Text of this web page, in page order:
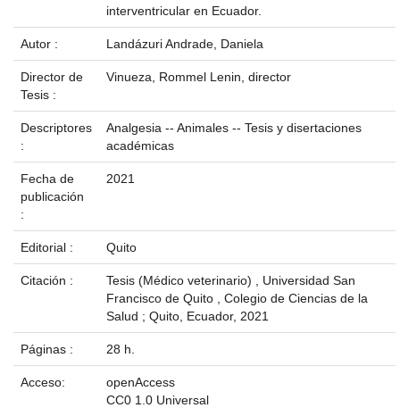
interventricular en Ecuador.
Autor : Landázuri Andrade, Daniela
Director de
Tesis :
Vinueza, Rommel Lenin, director
Descriptores
:
Analgesia -- Animales -- Tesis y disertaciones
académicas
Fecha de
publicación
:
2021
Editorial : Quito
Citación :
Tesis (Médico veterinario) , Universidad San
Francisco de Quito , Colegio de Ciencias de la
Salud ; Quito, Ecuador, 2021
Páginas : 28 h.
Acceso:
openAccess
CC0 1.0 Universal